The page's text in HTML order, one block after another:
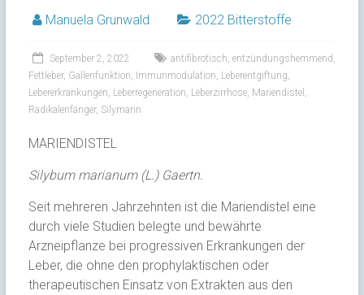
Manuela Grunwald 2022 Bitterstoffe
September 2, 2022 antifibrotisch entzündungshemmend
Fettleber, Gallenfunktion Immunmodulation Leberentgiftung
Lebererkrankungen Leberregeneration Leberzirrhose, Mariendistel
Radikalenfänger, Silymarin
MARIENDISTEL
Silybum marianum (L.) Gaertn.
Seit mehreren Jahrzehnten ist die Mariendistel eine
durch viele Studien belegte und bewährte
Arzneipflanze bei progressiven Erkrankungen der
Leber, die ohne den prophylaktischen oder
therapeutischen Einsatz von Extrakten aus den